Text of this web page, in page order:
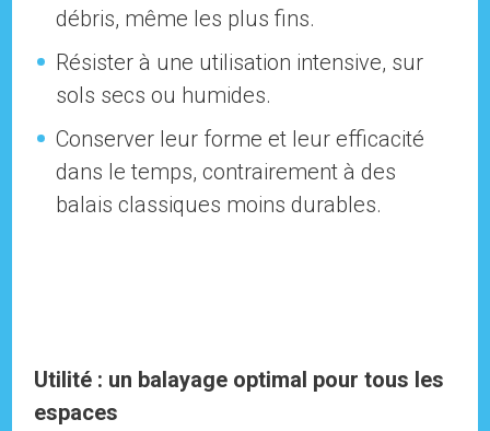
débris, même les plus fins.
Résister à une utilisation intensive, sur
sols secs ou humides.
Conserver leur forme et leur efficacité
dans le temps, contrairement à des
balais classiques moins durables.
Utilité : un balayage optimal pour tous les
espaces